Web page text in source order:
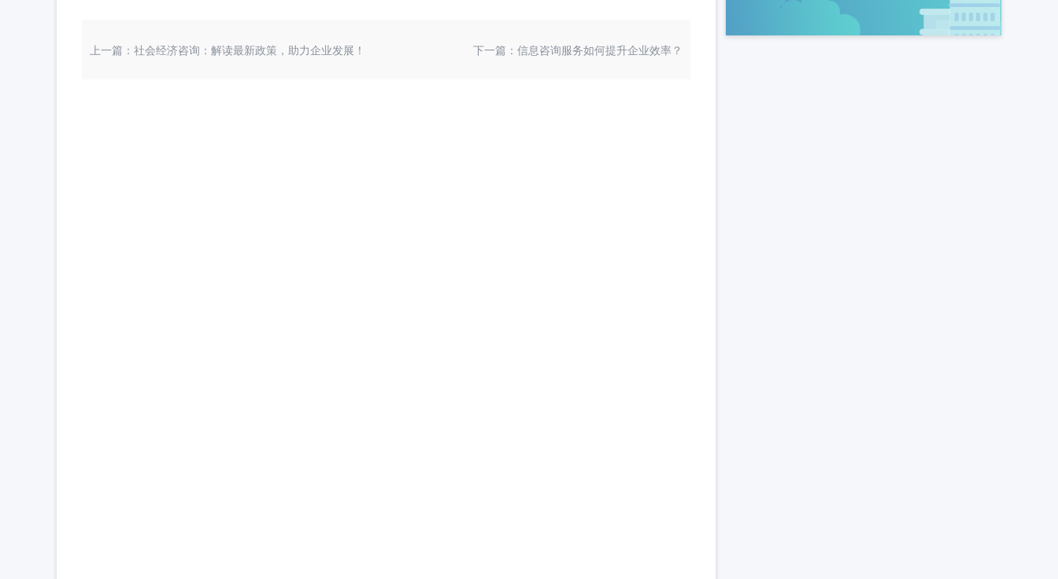
上一篇：社会经济咨询：解读最新政策，助力企业发展！ 下一篇：信息咨询服务如何提升企业效率？